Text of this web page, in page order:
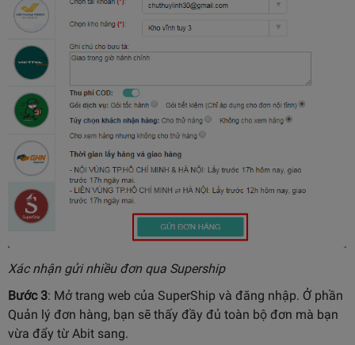
Xác nhận gửi nhiều đơn qua Supership
Bước 3: Mở trang web của SuperShip và đăng nhập. Ở phần
Quản lý đơn hàng, bạn sẽ thấy đầy đủ toàn bộ đơn mà bạn
vừa đẩy từ Abit sang.